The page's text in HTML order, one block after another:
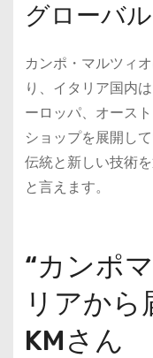
グローバ
カンポ・マルツィ
り、イタリア国内
ーロッパ、オース
ショップを展開し
伝統と新しい技術
と言えます。
“カンポ
リアか
KMさん